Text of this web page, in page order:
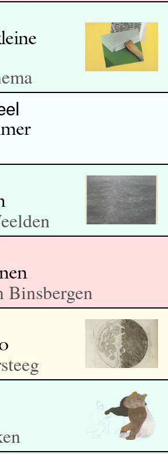
Binsbergen